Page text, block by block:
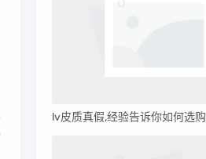
lv皮质真假,经验告诉你如何选购